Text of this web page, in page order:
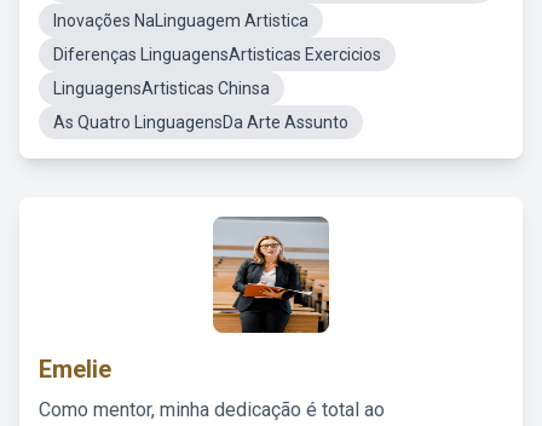
Inovações NaLinguagem Artistica
Diferenças LinguagensArtisticas Exercicios
LinguagensArtisticas Chinsa
As Quatro LinguagensDa Arte Assunto
Emelie
Como mentor, minha dedicação é total ao